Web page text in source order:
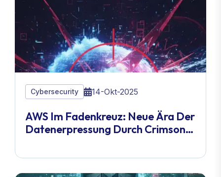
Cybersecurity 14-Okt-2025
AWS Im Fadenkreuz: Neue Ära Der
Datenerpressung Durch Crimson